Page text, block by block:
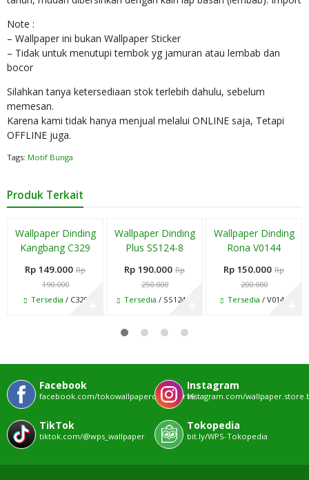
Note :
– Wallpaper ini bukan Wallpaper Sticker
– Tidak untuk menutupi tembok yg jamuran atau lembab dan
bocor
Silahkan tanya ketersediaan stok terlebih dahulu, sebelum
memesan.
Karena kami tidak hanya menjual melalui ONLINE saja, Tetapi
OFFLINE juga.
Tags: Motif Bunga
Produk Terkait
Diskon
22%
Wallpaper Dinding
Kangbang C329
Rp 149.000 Rp
190.000
Tersedia / C329
Diskon
24%
Wallpaper Dinding
Plus SS124-8
Rp 190.000 Rp
250.000
Tersedia / SS124-8
Diskon
25%
Wallpaper Dinding
Rona V0144
Rp 150.000 Rp
200.000
Tersedia / V0144
Facebook
facebook.com/tokowallpaperdenpasar16
Instagram
instagram.com/
TikTok
tiktok.com/@wps_wallpaper
Tokopedia
bit.ly/WPS-Tokopedia